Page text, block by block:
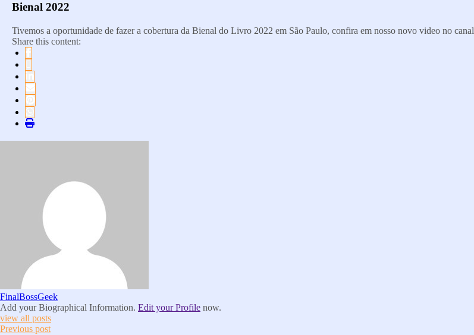
Bienal 2022
Tivemos a oportunidade de fazer a cobertura da Bienal do Livro 2022 em São Paulo, confira em nosso novo video no canal
Share this content:
FinalBossGeek
Add your Biographical Information. Edit your Profile now.
view all posts
Previous post